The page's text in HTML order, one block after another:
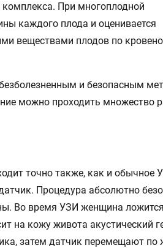
комплекса. При многоплодной
каждого плода и оценивается
веществами плодов по
и безопасным
можно проходить множество
точно также, как и обычное
Процедура абсолютно
Во время УЗИ женщина
на кожу живота акустический
затем датчик перемещают по